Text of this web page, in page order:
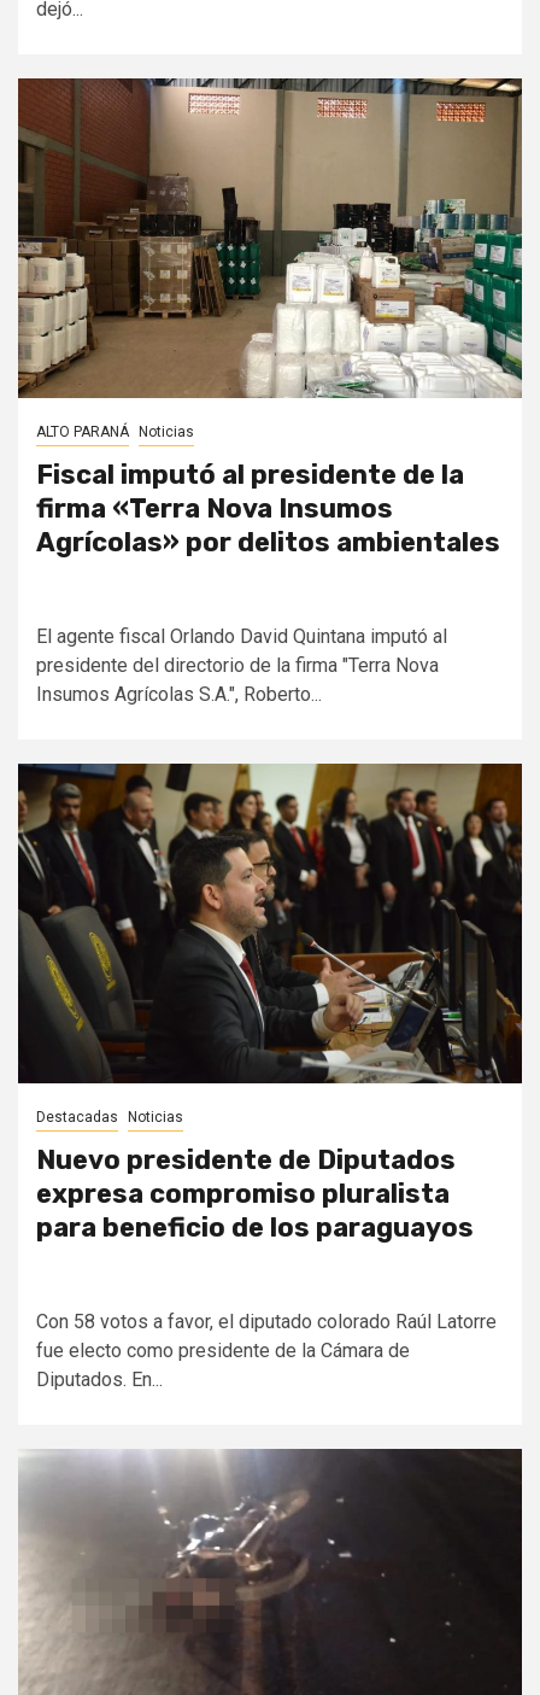
dejó...
ALTO PARANÁ Noticias
Fiscal imputó al presidente de la
firma «Terra Nova Insumos
Agrícolas» por delitos ambientales
El agente fiscal Orlando David Quintana imputó al
presidente del directorio de la firma "Terra Nova
Insumos Agrícolas S.A.", Roberto...
Destacadas Noticias
Nuevo presidente de Diputados
expresa compromiso pluralista
para beneficio de los paraguayos
Con 58 votos a favor, el diputado colorado Raúl Latorre
fue electo como presidente de la Cámara de
Diputados. En...